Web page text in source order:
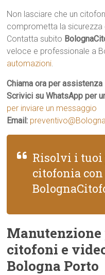
Non lasciare che un
comprometta la sicurezza
Contatta subito
veloce e professionale a
automazioni.
Chiama ora per
Scrivici su WhatsApp per
per inviare un messaggio
Email:
Risolvi i
citofonia
citofoni e
Bologna Porto